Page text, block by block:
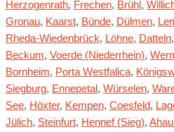
Herzogenrath, Frechen, Brühl ,
Gronau, Kaarst, Bünde, Dülmen,
Rheda-Wiedenbrück, Löhne, Datteln,
Beckum, Voerde (Niederrhein),
Bornheim, Porta Westfalica,
Siegburg, Ennepetal , Würselen,
See, Höxter, Kempen, Coesfeld,
Jülich, Steinfurt, Hennef (Sieg),